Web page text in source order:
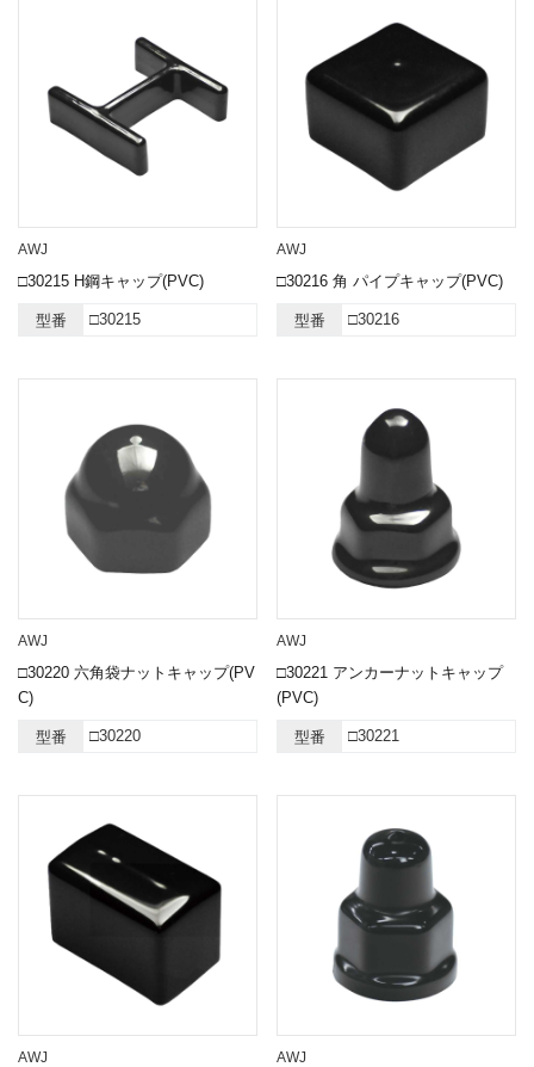
AWJ
□30215 H鋼キャップ(PVC)
型番 □30215
AWJ
□30216 角 パイプキャップ(PVC)
型番 □30216
AWJ
□30220 六角袋ナットキャップ(PV
C)
型番 □30220
AWJ
□30221 アンカーナットキャップ
(PVC)
型番 □30221
AWJ AWJ